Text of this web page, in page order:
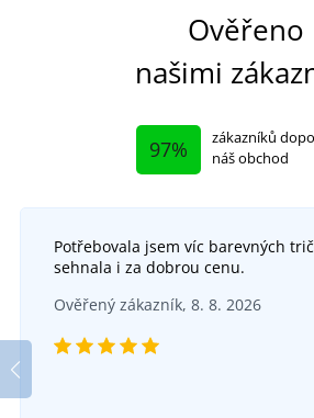
Ověřeno
našimi
97%
zákazníků
náš obchod
Potřebovala jsem víc barevných
sehnala i za dobrou cenu.
Ověřený zákazník, 8. 8. 2026